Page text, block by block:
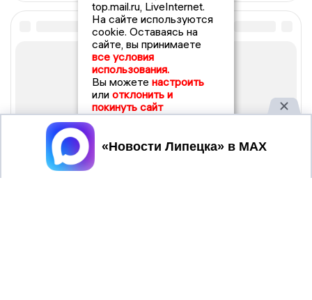
top.mail.ru, LiveInternet.
На сайте используются
cookie. Оставаясь на
сайте, вы принимаете
все условия
использования.
Вы можете настроить
или отклонить и
покинуть сайт
Принять